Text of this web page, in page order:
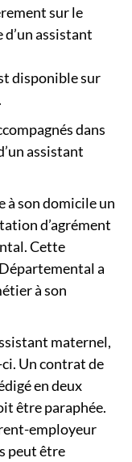
sur le
assistant
disponible sur
dans
assistant
à son domicile un
d’agrément
Cette
a
à son
maternel,
Un contrat de
en deux
être paraphée.
employeur
peut être